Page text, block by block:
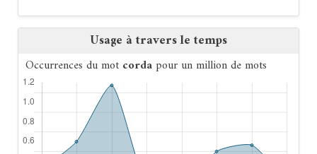
Usage à travers le temps
Occurrences du mot cordapour un million de mots